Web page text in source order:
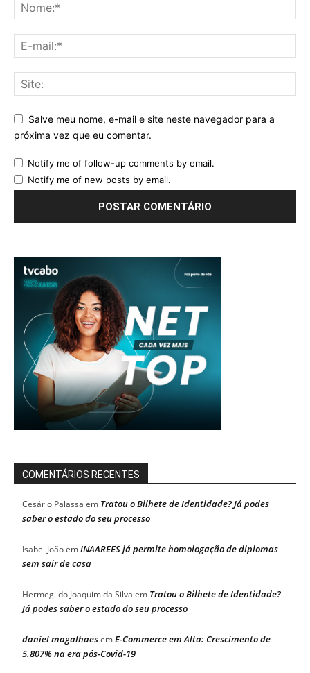
Salve meu nome, e-mail e site neste navegador para a
próxima vez que eu comentar.
Notify me of follow-up comments by email.
Notify me of new posts by email.
COMENTÁRIOS RECENTES
Cesário Palassa em Tratou o Bilhete de Identidade? Já podes
saber o estado do seu processo
Isabel JoãoemINAAREES já permite homologação de diplomas
sem sair de casa
Hermegildo Joaquim da Silva em Tratou o Bilhete de Identidade?
Já podes saber o estado do seu processo
daniel magalhaesemE-Commerce em Alta: Crescimento de
5.807% na era pós-Covid-19